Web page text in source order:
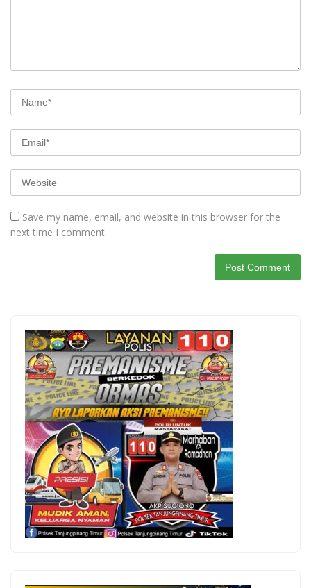
Save my name, email, and website in this browser for the
next time I comment.